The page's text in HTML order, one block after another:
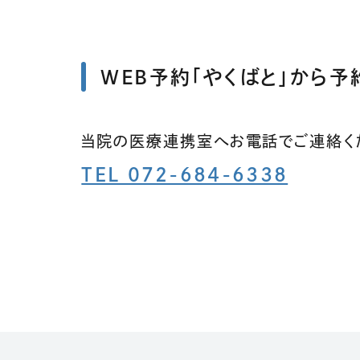
WEB予約「やくばと」から予
当院の医療連携室へお電話でご連絡く
TEL 072-684-6338